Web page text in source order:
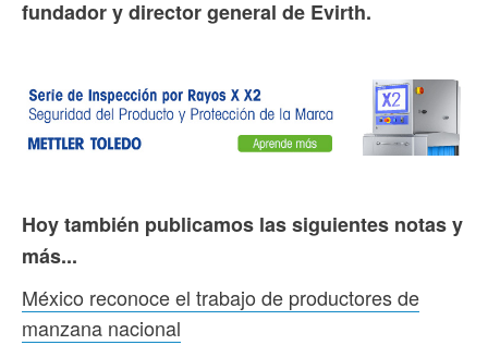
fundador y director general de Evirth.
Hoy también publicamos las siguientes notas y
más...
México reconoce el trabajo de productores de
manzana nacional